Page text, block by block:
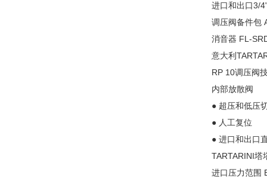
进口和出口3/
调压阀备件包
消音器 FL-
意大利
RP 10调压阀
内部放散阀
● 超压和低压
● 人工复位
● 进口和出口
TARTARINI塔
进口压力范围